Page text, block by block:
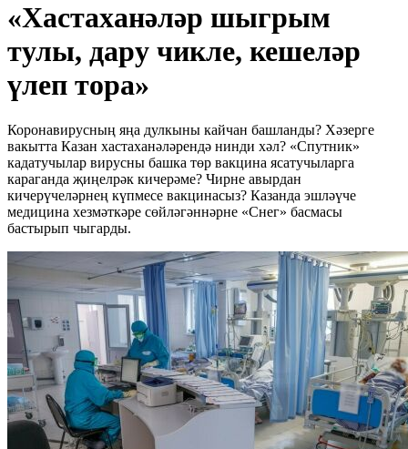
«Хастаханәләр шыгрым
тулы, дару чикле, кешеләр
үлеп тора»
Коронавирусның яңа дулкыны кайчан башланды? Хәзерге
вакытта Казан хастаханәләрендә нинди хәл? «Спутник»
кадатучылар вирусны башка төр вакцина ясатучыларга
караганда җиңелрәк кичерәме? Чирне авырдан
кичерүчеләрнең күпмесе вакцинасыз? Казанда эшләүче
медицина хезмәткәре сөйләгәннәрне «Снег» басмасы
бастырып чыгарды.